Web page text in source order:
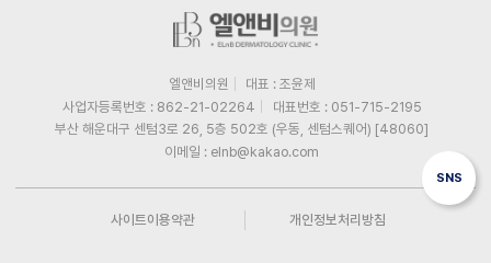
SNS
엘앤비의원
대표 : 조윤제
사업자등록번호 : 862-21-02264
대표번호 : 051-715-2195
부산 해운대구 센텀3로 26, 5층 502호 (우동, 센텀스퀘어) [48060]
이메일 : elnb@kakao.com
사이트이용약관 개인정보처리방침